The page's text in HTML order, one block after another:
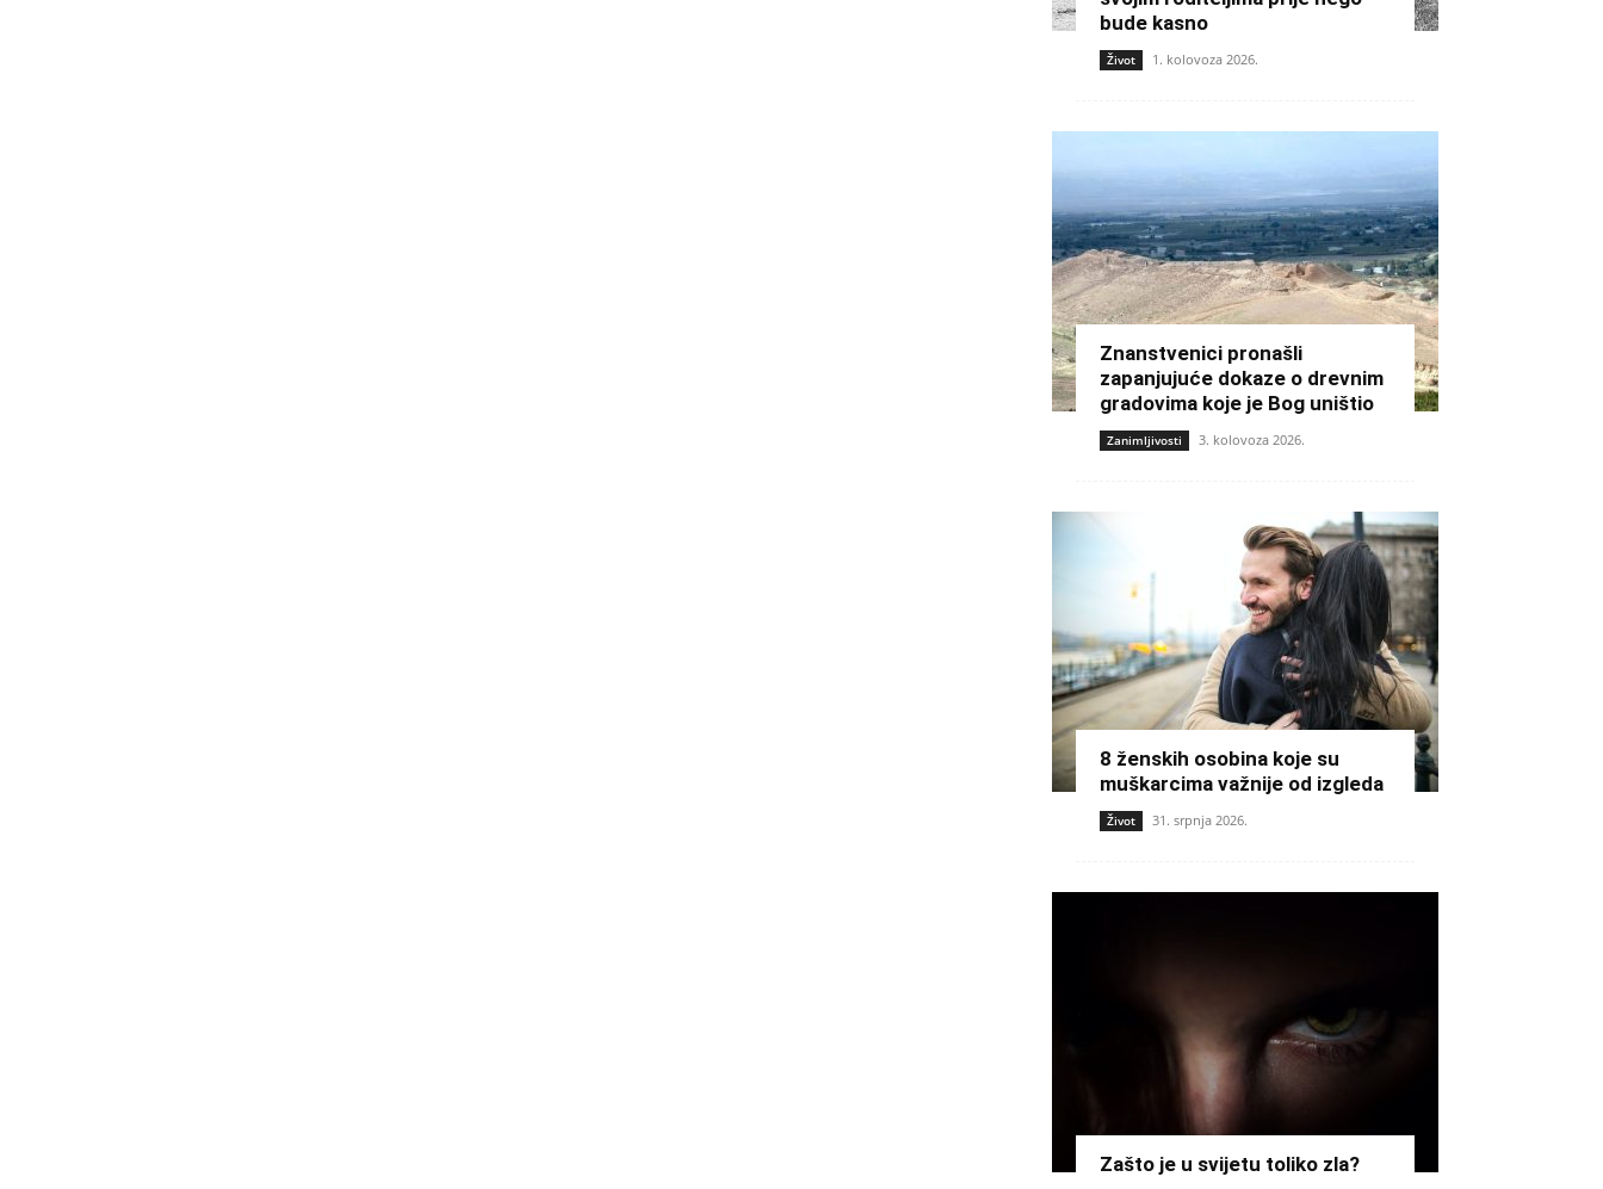
bude kasno
Život 1. kolovoza 2026.
Znanstvenici pronašli
zapanjujuće dokaze o drevnim
gradovima koje je Bog uništio
Zanimljivosti 3. kolovoza 2026.
8 ženskih osobina koje su
muškarcima važnije od izgleda
Život 31. srpnja 2026.
Zašto je u svijetu toliko zla?